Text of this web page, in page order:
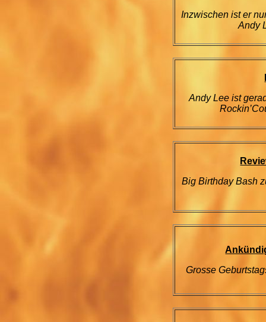
Inzwischen ist er
Andy
Andy Lee ist
Big Birthday Bash
Grosse